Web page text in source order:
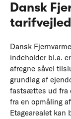
Dansk
Dansk
indeholder bl.a.
afregne såvel
grundlag af
fastsættes ud fra
fra en opmåling
Etagearealet kan